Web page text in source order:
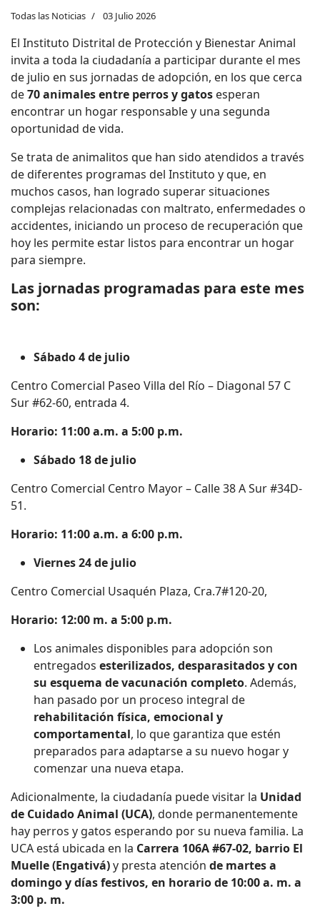
Todas las Noticias 03 Julio 2026
El Instituto Distrital de Protección y Bienestar Animal
invita a toda la ciudadanía a participar durante el mes
de julio en sus jornadas de adopción, en los que cerca
de70 animales entre perros y gatos esperan
encontrar un hogar responsable y una segunda
oportunidad de vida.
Se trata de animalitos que han sido atendidos a través
de diferentes programas del Instituto y que, en
muchos casos, han logrado superar situaciones
complejas relacionadas con maltrato, enfermedades o
accidentes, iniciando un proceso de recuperación que
hoy les permite estar listos para encontrar un hogar
para siempre.
Las jornadas programadas para este mes
son:
Sábado 4 de julio
Centro Comercial Paseo Villa del Río – Diagonal 57 C
Sur #62-60, entrada 4.
Horario: 11:00 a.m. a 5:00 p.m.
Sábado 18 de julio
Centro Comercial Centro Mayor – Calle 38 A Sur #34D-
51.
Horario: 11:00 a.m. a 6:00 p.m.
Viernes 24 de julio
Centro Comercial Usaquén Plaza, Cra.7#120-20,
Horario: 12:00 m. a 5:00 p.m.
Los animales disponibles para adopción son
entregados esterilizados, desparasitados y con
su esquema de vacunación completo. Además,
han pasado por un proceso integral de
rehabilitación física, emocional y
comportamental, lo que garantiza que estén
preparados para adaptarse a su nuevo hogar y
comenzar una nueva etapa.
Adicionalmente, la ciudadanía puede visitar la Unidad
de Cuidado Animal (UCA), donde permanentemente
hay perros y gatos esperando por su nueva familia. La
UCA está ubicada en la Carrera 106A #67-02, barrio El
Muelle (Engativá)y presta atención de martes a
domingo y días festivos, en horario de 10:00 a. m. a
3:00 p. m.